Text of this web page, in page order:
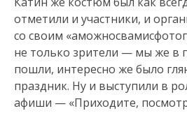
отметили и участники, и
со своим
не только зрители — мы же в
пошли, интересно же было
праздник. Ну и выступили в
афиши — «Приходите,